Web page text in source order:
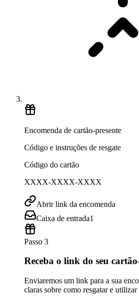
Encomenda de cartão-presente
Código e instruções de resgate
Código do cartão
XXXX-XXXX-XXXX
Abrir link da encomenda
Caixa de entrada1
Passo 3
Receba o link do seu
Enviaremos um link para a sua
claras sobre como resgatar e utilizar